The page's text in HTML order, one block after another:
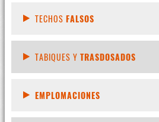
TECHOS FALSOS
TABIQUES Y TRASDOSADOS
EMPLOMACIONES